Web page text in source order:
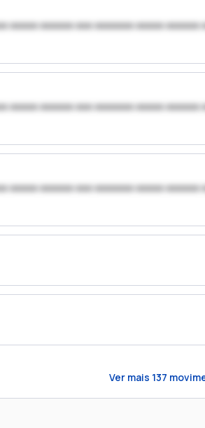
xxxxx xxxxxx xxx xxxxxxx xxxxx xxxxxx
xxxxx xxxxxx xxx xxxxxxx xxxxx xxxxxx
xxxxx xxxxxx xxx xxxxxxx xxxxx xxxxxx
Ver mais 137